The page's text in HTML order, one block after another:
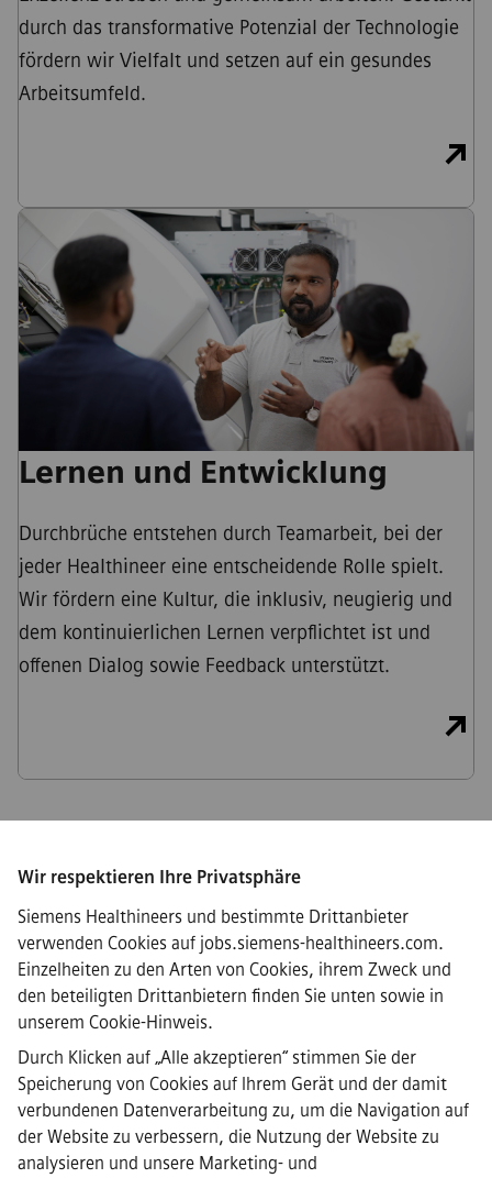
Wir respektieren Ihre Privatsphäre
Siemens Healthineers und bestimmte Drittanbieter
verwenden Cookies auf jobs.siemens-healthineers.com.
Einzelheiten zu den Arten von Cookies, ihrem Zweck und
den beteiligten Drittanbietern finden Sie unten sowie in
unserem Cookie-Hinweis.
Durch Klicken auf „Alle akzeptieren“ stimmen Sie der
Speicherung von Cookies auf Ihrem Gerät und der damit
verbundenen Datenverarbeitung zu, um die Navigation auf
der Website zu verbessern, die Nutzung der Website zu
analysieren und unsere Marketing- und
durch das transformative Potenzial der Technologie
fördern wir Vielfalt und setzen auf ein gesundes
Arbeitsumfeld.
Lernen und Entwicklung
Durchbrüche entstehen durch Teamarbeit, bei der
jeder Healthineer eine entscheidende Rolle spielt.
Wir fördern eine Kultur, die inklusiv, neugierig und
dem kontinuierlichen Lernen verpflichtet ist und
offenen Dialog sowie Feedback unterstützt.
Connect
Siemens Healthineers AG © 2026
·
Unternehmensinformationen
Datenschutzrichtlinie
·
Cookie-Hinweis